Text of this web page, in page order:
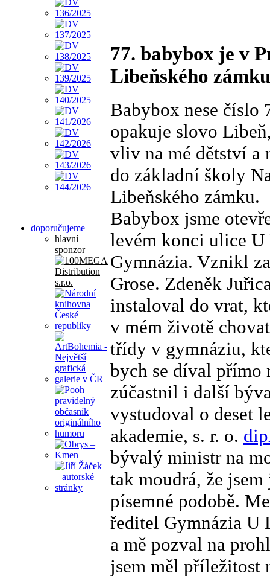
doporučujeme
hlavní
sponzor
77. babybox je v
Libeňského
Babybox nese číslo
opakuje slovo
vliv na mé dětství a
do základní školy
Libeňského zámku.
Babybox jsme
levém konci ulice
Gymnázia. Vznikl
Grose. Zdeněk
instaloval do vrat,
v mém životě
třídy v gymnáziu,
bych se díval přímo
zúčastnil i další
vystudoval o deset
akademie, s. r. o.
bývalý ministr na
tak moudrá, že
písemné podobě.
ředitel Gymnázia U
a mě pozval na
jsem měl příležitost